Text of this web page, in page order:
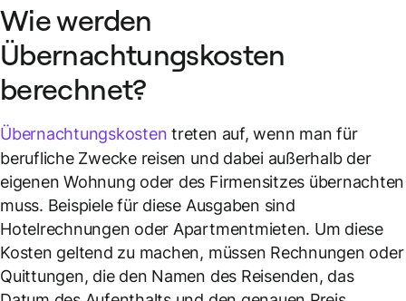
Wie werden
Übernachtungskosten
berechnet?
Übernachtungskosten treten auf, wenn man für
berufliche Zwecke reisen und dabei außerhalb der
eigenen Wohnung oder des Firmensitzes übernachten
muss. Beispiele für diese Ausgaben sind
Hotelrechnungen oder Apartmentmieten. Um diese
Kosten geltend zu machen, müssen Rechnungen oder
Quittungen, die den Namen des Reisenden, das